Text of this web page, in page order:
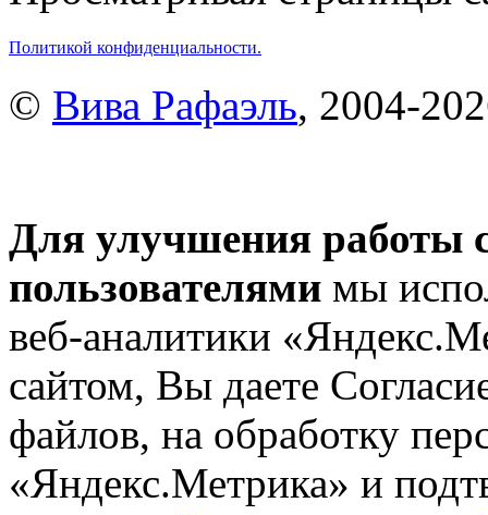
Политикой конфиденциальности.
© Вива Рафаэль, 2004-
Для улучшения работы
пользователями мы
веб-аналитики
сайтом, Вы даете
файлов, на обработку
«Яндекс.Метрика» и